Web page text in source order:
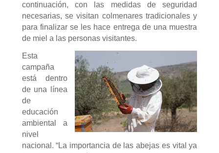
continuación, con las medidas de seguridad
necesarias, se visitan colmenares tradicionales y
para finalizar se les hace entrega de una muestra
de miel a las personas visitantes.
Esta
campaña
está dentro
de una línea
de
educación
ambiental a
nivel
nacional. “La importancia de las abejas es vital ya